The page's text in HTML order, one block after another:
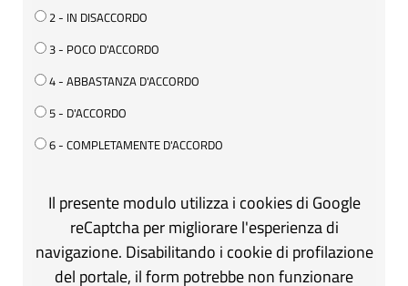
2 - IN DISACCORDO
3 - POCO D'ACCORDO
4 - ABBASTANZA D'ACCORDO
5 - D'ACCORDO
6 - COMPLETAMENTE D'ACCORDO
Il presente modulo utilizza i cookies di Google
reCaptcha per migliorare l'esperienza di
navigazione. Disabilitando i cookie di profilazione
del portale, il form potrebbe non funzionare